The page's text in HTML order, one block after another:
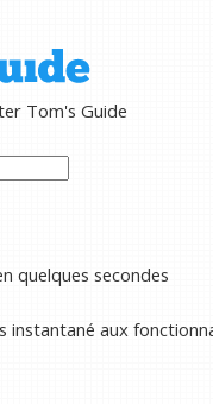
Tom's Guide
quelques secondes
instantané aux